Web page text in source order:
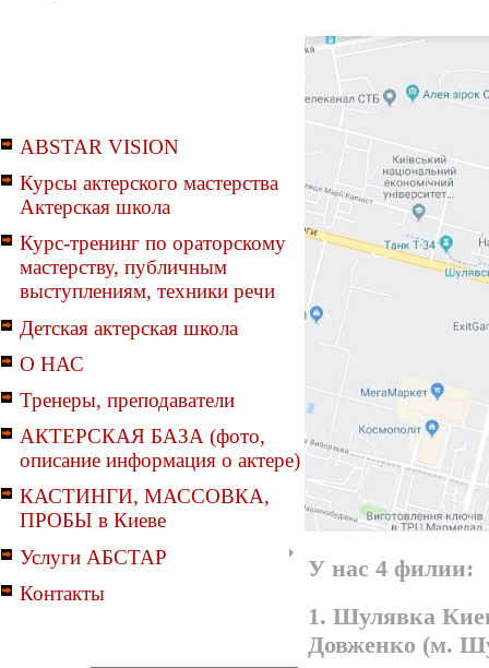
ABSTAR VISION
Курсы актерского мастерства
Актерская школа
Курс-тренинг по ораторскому
мастерству, публичным
выступлениям, техники речи
Детская актерская школа
О НАС
Тренеры, преподаватели
АКТЕРСКАЯ БАЗА (фото,
описание информация о актере)
КАСТИНГИ, МАССОВКА,
ПРОБЫ в Киеве
Услуги АБСТАР
Контакты
У нас 4 филии:
1. Шулявка
Довженко (м.